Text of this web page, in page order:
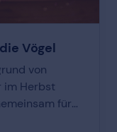
Vögel
von
im Herbst
für